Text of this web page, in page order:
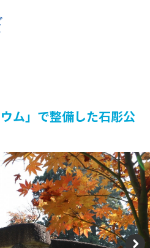
香
美
町
庫
県
香
美
町
公
式
観
光
サ
イ
ト
-
ム」で整備した石彫公